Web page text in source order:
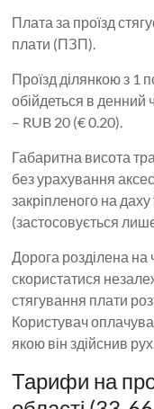
Плата за проїзд
плати (ПЗП).
Проїзд ділянкою з 1
обійдеться в денний
– RUB 20 (€ 0.20).
Габаритна висота
без урахування
закріпленого на
(застосовується
Дорога розділена
скористатися
стягування плати
Користувач
якою він здійснив
Тарифи на